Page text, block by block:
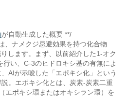
が自動生成した概要 **/
、ナメクジ忌避効果を持つ化合物
します。まず、以前紹介した1-オク
い、C-3のヒドロキシ基の有無によ
AIが示唆した「エポキシ化」という
。エポキシ化とは、炭素-炭素二重
エポキシ環またはオキシラン環）を